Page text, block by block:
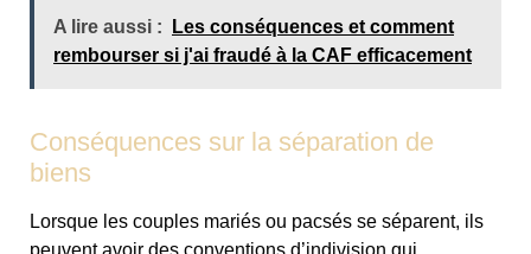
A lire aussi :
Les conséquences et comment
rembourser si j'ai fraudé à la CAF efficacement
Conséquences sur la séparation de
biens
Lorsque les couples mariés ou pacsés se séparent, ils
peuvent avoir des conventions d’indivision qui